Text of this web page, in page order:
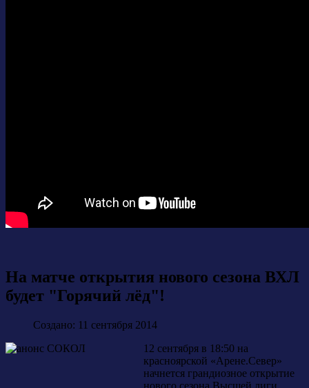
На матче открытия нового сезона ВХЛ
будет "Горячий лёд"!
Создано: 11 сентября 2014
12 сентября в 18:50 на
красноярской «Арене.Север»
начнется грандиозное открытие